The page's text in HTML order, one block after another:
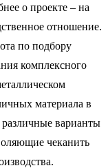
о проекте – на
отношение.
по подбору
комплексного
материала в
варианты
чеканить